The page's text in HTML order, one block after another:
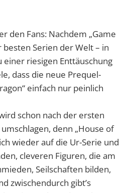
den Fans: Nachdem „Game
besten Serien der Welt – in
einer riesigen Enttäuschung
dass die neue Prequel-
einfach nur peinlich
schon nach der ersten
denn „House of
wieder auf die Ur-Serie und
cleveren Figuren, die am
Seilschaften bilden,
zwischendurch gibt’s